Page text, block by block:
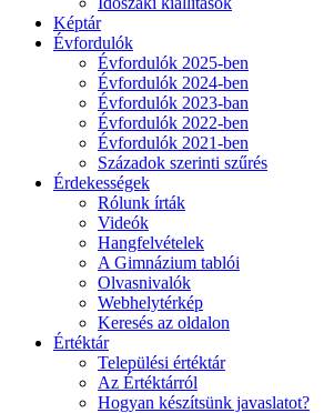
Képtár
Évfordulók
Évfordulók 2025-ben
Évfordulók 2024-ben
Évfordulók 2023-ban
Évfordulók 2022-ben
Évfordulók 2021-ben
Századok szerinti szűrés
Érdekességek
Rólunk írták
Videók
Hangfelvételek
A Gimnázium tablói
Olvasnivalók
Webhelytérkép
Keresés az oldalon
Értéktár
Települési értéktár
Az Értéktárról
Hogyan készítsünk javaslatot?